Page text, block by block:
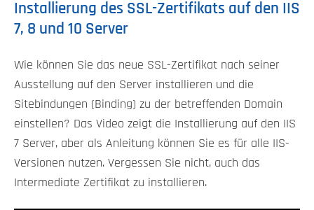
Installierung des SSL-Zertifikats auf den IIS
7, 8 und 10 Server
Wie können Sie das neue SSL-Zertifikat nach seiner
Ausstellung auf den Server installieren und die
Sitebindungen (Binding) zu der betreffenden Domain
einstellen? Das Video zeigt die Installierung auf den IIS
7 Server, aber als Anleitung können Sie es für alle IIS-
Versionen nutzen. Vergessen Sie nicht, auch das
Intermediate Zertifikat zu installieren.